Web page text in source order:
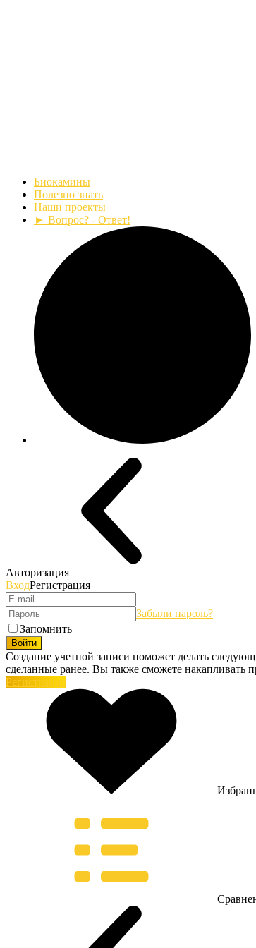
Биокамины
Полезно знать
Наши проекты
► Вопрос? - Ответ!
Авторизация
ВходРегистрация
Забыли пароль?
Запомнить
Войти
Создание учетной записи поможет делать
сделанные ранее. Вы также сможете накапливать
Регистрация